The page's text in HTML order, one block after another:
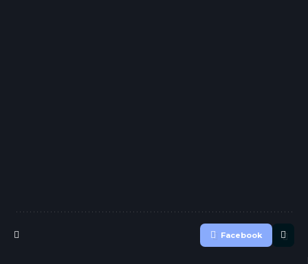
Facebook